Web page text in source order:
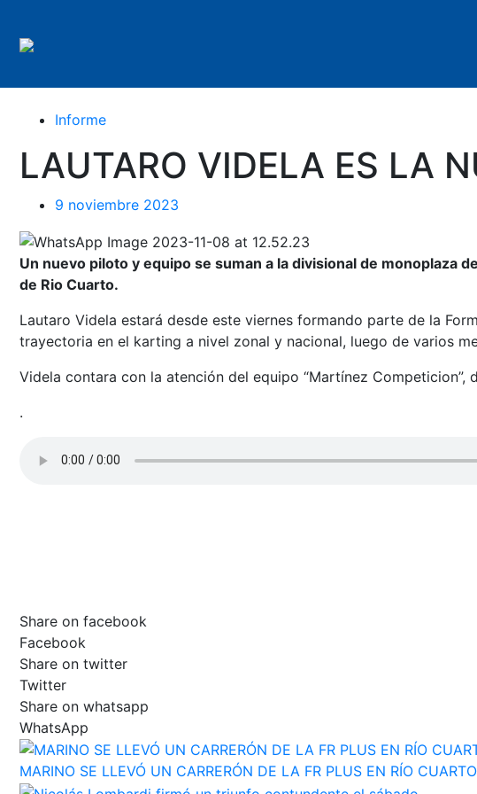
Informe
LAUTARO VIDELA ES LA
9 noviembre 2023
Un nuevo piloto y equipo se suman a la divisional de monoplaza
de Rio Cuarto.
Lautaro Videla estará desde este viernes formando parte de la
trayectoria en el karting a nivel zonal y nacional, luego de varios
Videla contara con la atención del equipo “Martínez
.
Share on facebook
Facebook
Share on twitter
Twitter
Share on whatsapp
WhatsApp
MARINO SE LLEVÓ UN CARRERÓN DE LA FR PLUS EN RÍO CUARTO